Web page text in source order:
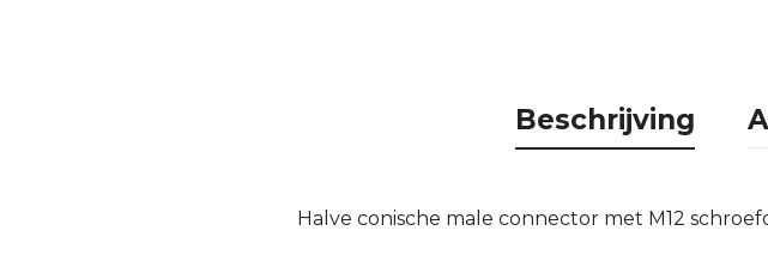
Beschrijving
Halve conische male connector met M12